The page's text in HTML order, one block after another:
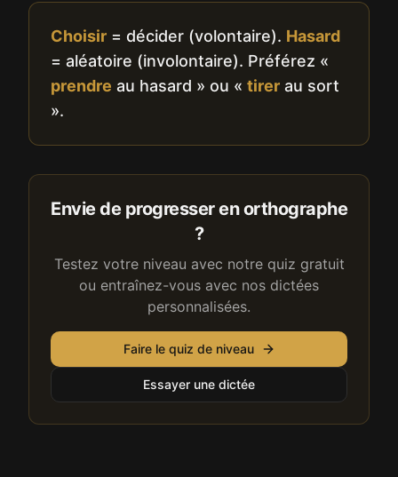
Choisir = décider (volontaire). Hasard
= aléatoire (involontaire). Préférez «
prendre au hasard » ou « tirer au sort
».
Envie de progresser en orthographe
?
Testez votre niveau avec notre quiz gratuit
ou entraînez-vous avec nos dictées
personnalisées.
Faire le quiz de niveau
Essayer une dictée